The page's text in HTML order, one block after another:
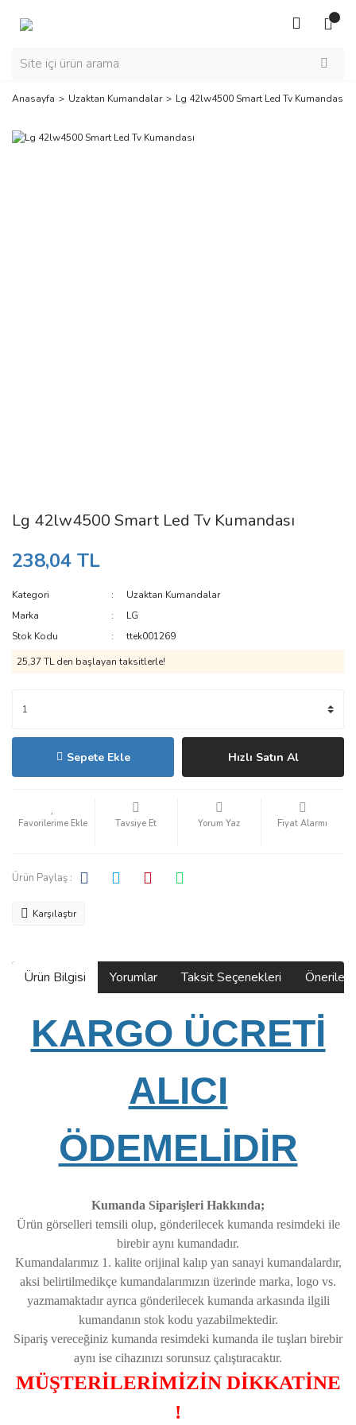
Anasayfa Uzaktan Kumandalar Lg 42lw4500 Smart Led Tv Kumandası
Lg 42lw4500 Smart Led Tv Kumandası
238,04 TL
Kategori
Uzaktan Kumandalar
Marka
LG
Stok Kodu
ttek001269
25,37 TL den başlayan taksitlerle!
Sepete Ekle Hızlı Satın Al
Tavsiye Et Yorum Yaz Fiyat Alarmı
Ürün Paylaş :
Karşılaştır
Ürün Bilgisi Yorumlar Taksit Seçenekleri
KARGO ÜCRETİ
ALICI
ÖDEMELİDİR
Kumanda Siparişleri Hakkında;
Ürün görselleri temsili olup, gönderilecek kumanda resimdeki ile
birebir aynı kumandadır.
Kumandalarımız 1. kalite orijinal kalıp yan sanayi kumandalardır,
aksi belirtilmedikçe kumandalarımızın üzerinde marka, logo vs.
yazmamaktadır ayrıca gönderilecek kumanda arkasında ilgili
kumandanın stok kodu yazabilmektedir.
Sipariş vereceğiniz kumanda resimdeki kumanda ile tuşları birebir
aynı ise cihazınızı sorunsuz çalıştıracaktır.
MÜŞTERİLERİMİZİN DİKKATİNE
!